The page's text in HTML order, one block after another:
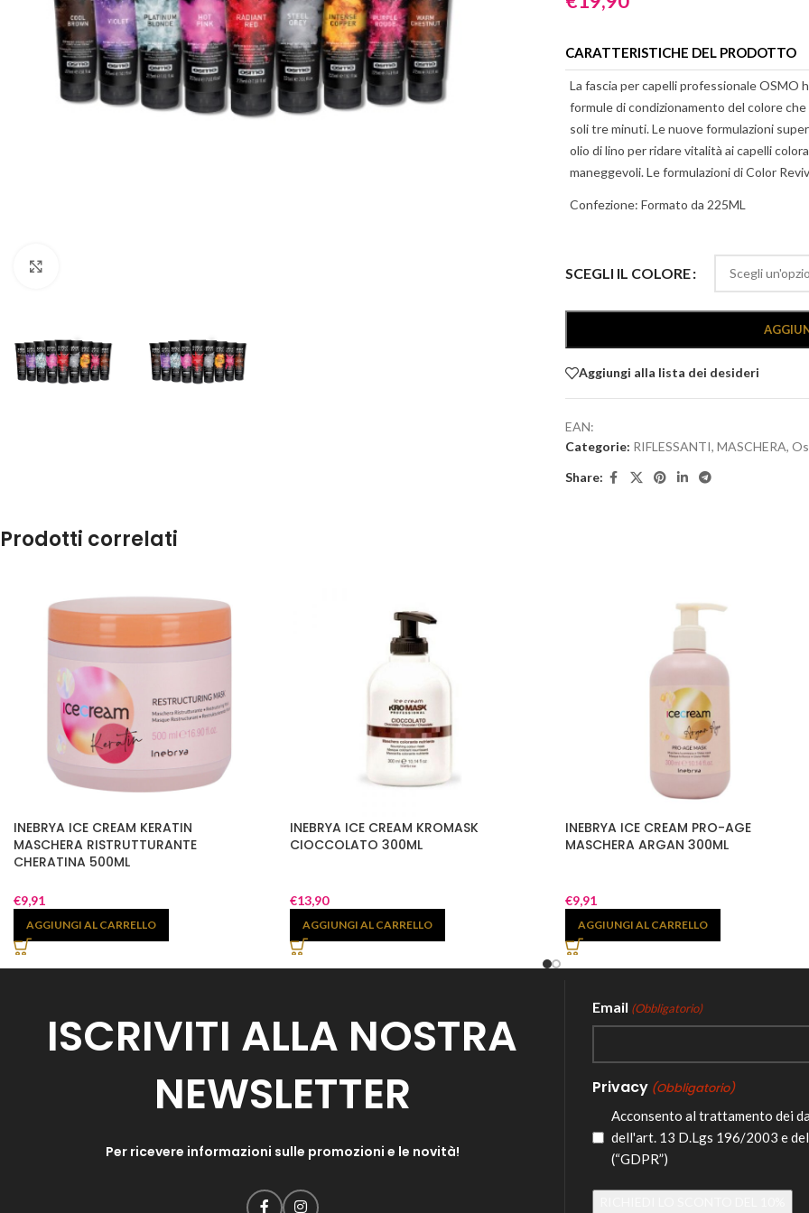
CARATTERISTICHE DEL PRODOTTO
La fascia per capelli professionale OSMO
formule di condizionamento del colore
soli tre minuti. Le nuove formulazioni
olio di lino per ridare vitalità ai capelli
maneggevoli. Le formulazioni di Color
Confezione: Formato da 225ML
SCEGLI IL COLORE
Aggiungi alla lista dei desideri
EAN:
Categorie: RIFLESSANTI, MASCHERA,
Share:
Prodotti correlati
INEBRYA ICE CREAM KERATIN
MASCHERA RISTRUTTURANTE
CHERATINA 500ML
€9,91
AGGIUNGI AL CARRELLO
INEBRYA ICE CREAM KROMASK
CIOCCOLATO 300ML
€13,90
AGGIUNGI AL CARRELLO
INEBRYA ICE CREAM PRO-AGE
MASCHERA ARGAN 300ML
€9,91
AGGIUNGI AL CARRELLO
ISCRIVITI ALLA NOSTRA
NEWSLETTER
Per ricevere informazioni sulle promozioni e le novità!
Email (Obbligatorio)
Privacy (Obbligatorio)
Acconsento al trattamento dei
dell'art. 13 D.Lgs 196/2003 e
(“GDPR”)